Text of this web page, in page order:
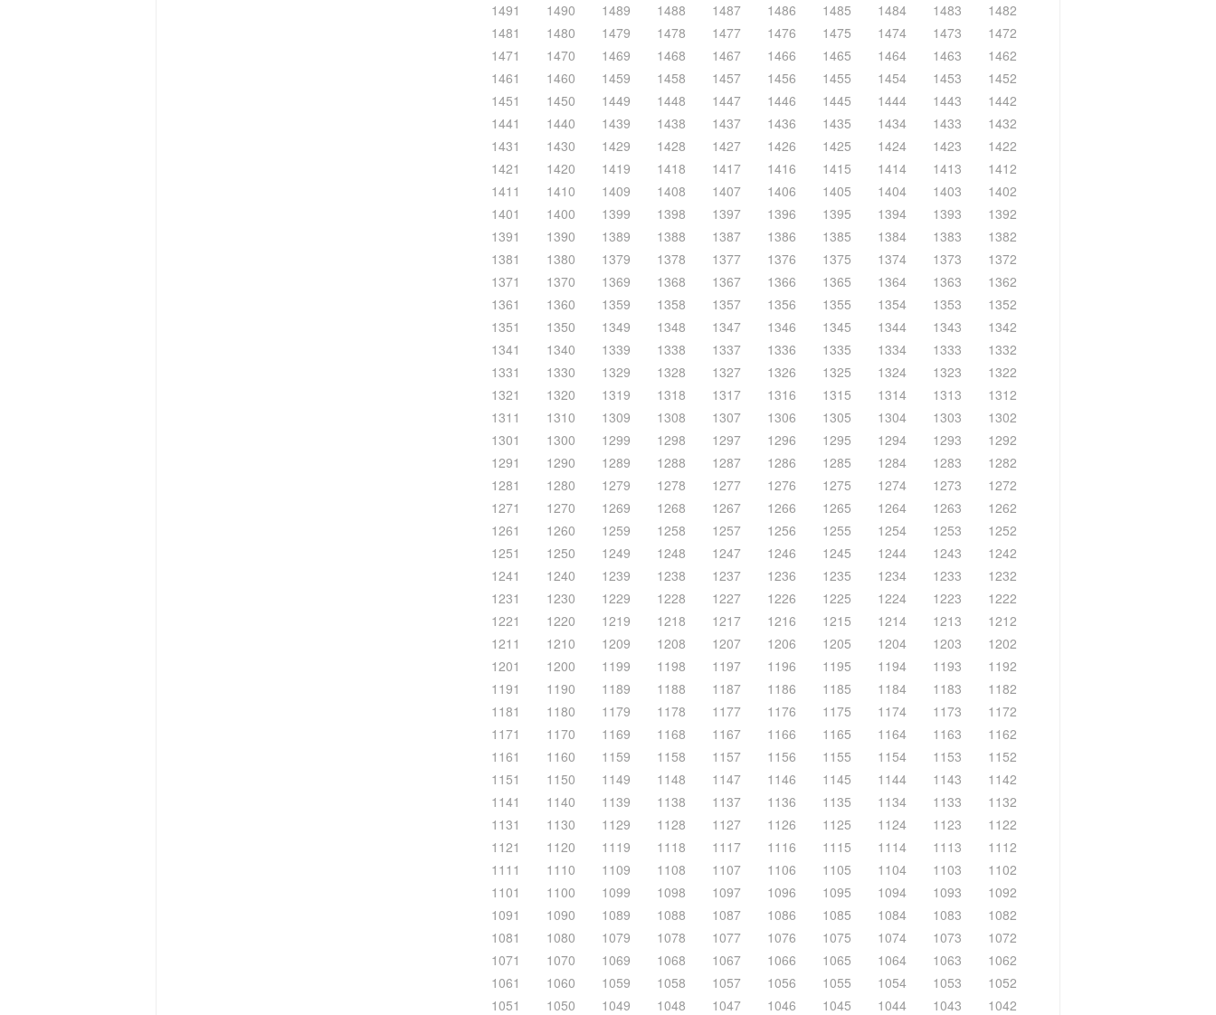
1491
1490 1489 1488 1487 1486 1485 1484 1483
1482
1481
1480 1479 1478 1477 1476 1475 1474 1473
1472
1471
1470 1469 1468 1467 1466 1465 1464 1463
1462
1461
1460 1459 1458 1457 1456 1455 1454 1453
1452
1451
1450 1449 1448 1447 1446 1445 1444 1443
1442
1441
1440 1439 1438 1437 1436 1435 1434 1433
1432
1431
1430 1429 1428 1427 1426 1425 1424 1423
1422
1421
1420 1419 1418 1417 1416 1415 1414 1413
1412
1411
1410 1409 1408 1407 1406 1405 1404 1403
1402
1401
1400 1399 1398 1397 1396 1395 1394 1393
1392
1391
1390 1389 1388 1387 1386 1385 1384 1383
1382
1381
1380 1379 1378 1377 1376 1375 1374 1373
1372
1371
1370 1369 1368 1367 1366 1365 1364 1363
1362
1361
1360 1359 1358 1357 1356 1355 1354 1353
1352
1351
1350 1349 1348 1347 1346 1345 1344 1343
1342
1341
1340 1339 1338 1337 1336 1335 1334 1333
1332
1331
1330 1329 1328 1327 1326 1325 1324 1323
1322
1321
1320 1319 1318 1317 1316 1315 1314 1313
1312
1311
1310 1309 1308 1307 1306 1305 1304 1303
1302
1301
1300 1299 1298 1297 1296 1295 1294 1293
1292
1291
1290 1289 1288 1287 1286 1285 1284 1283
1282
1281
1280 1279 1278 1277 1276 1275 1274 1273
1272
1271
1270 1269 1268 1267 1266 1265 1264 1263
1262
1261
1260 1259 1258 1257 1256 1255 1254 1253
1252
1251
1250 1249 1248 1247 1246 1245 1244 1243
1242
1241
1240 1239 1238 1237 1236 1235 1234 1233
1232
1231
1230 1229 1228 1227 1226 1225 1224 1223
1222
1221
1220 1219 1218 1217 1216 1215 1214 1213
1212
1211
1210 1209 1208 1207 1206 1205 1204 1203
1202
1201
1200 1199 1198 1197 1196 1195 1194 1193
1192
1191
1190 1189 1188 1187 1186 1185 1184 1183
1182
1181
1180 1179 1178 1177 1176 1175 1174 1173
1172
1171
1170 1169 1168 1167 1166 1165 1164 1163
1162
1161
1160 1159 1158 1157 1156 1155 1154 1153
1152
1151
1150 1149 1148 1147 1146 1145 1144 1143
1142
1141
1140 1139 1138 1137 1136 1135 1134 1133
1132
1131
1130 1129 1128 1127 1126 1125 1124 1123
1122
1121
1120 1119 1118 1117 1116 1115 1114 1113
1112
1111
1110 1109 1108 1107 1106 1105 1104 1103
1102
1101
1100 1099 1098 1097 1096 1095 1094 1093
1092
1091
1090 1089 1088 1087 1086 1085 1084 1083
1082
1081
1080 1079 1078 1077 1076 1075 1074 1073
1072
1071
1070 1069 1068 1067 1066 1065 1064 1063
1062
1061
1060 1059 1058 1057 1056 1055 1054 1053
1052
1051
1050 1049 1048 1047 1046 1045 1044 1043
1042